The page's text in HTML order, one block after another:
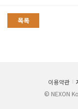
목록
이용약관
© NEXON